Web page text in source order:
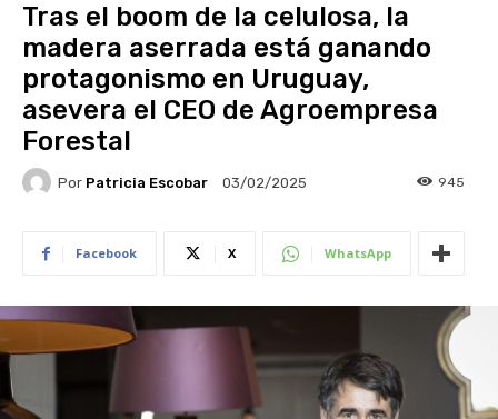
Tras el boom de la celulosa, la
madera aserrada está ganando
protagonismo en Uruguay,
asevera el CEO de Agroempresa
Forestal
Por Patricia Escobar 03/02/2025 945
Facebook X WhatsApp